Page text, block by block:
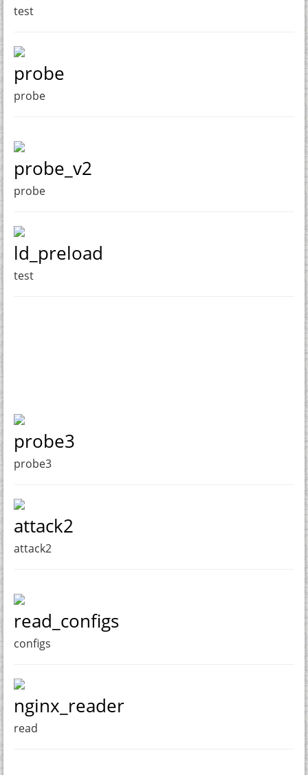
test
probe
probe
probe_v2
probe
ld_preload
test
probe3
probe3
attack2
attack2
read_configs
configs
nginx_reader
read